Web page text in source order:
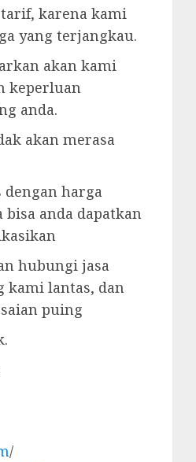
karena kami
yang terjangkau.
akan kami
keperluan
anda.
akan merasa
harga
anda dapatkan
hubungi jasa
kami lantas, dan
puing
/